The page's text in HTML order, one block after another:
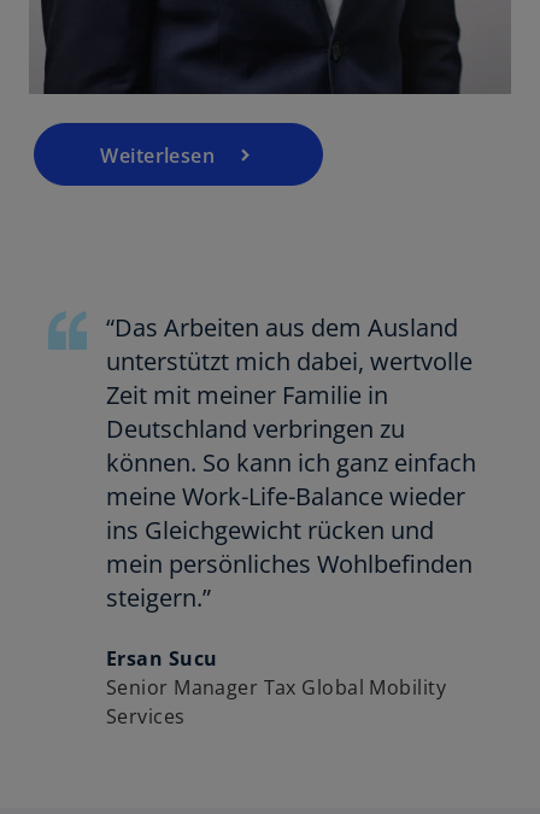
Weiterlesen
“Das Arbeiten aus dem Ausland
unterstützt mich dabei, wertvolle
Zeit mit meiner Familie in
Deutschland verbringen zu
können. So kann ich ganz einfach
meine Work-Life-Balance wieder
ins Gleichgewicht rücken und
mein persönliches Wohlbefinden
steigern.”
Ersan Sucu
Senior Manager Tax Global Mobility
Services